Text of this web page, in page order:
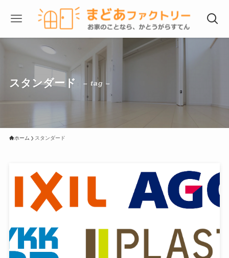
スタンダード – tag –
ホーム スタンダード